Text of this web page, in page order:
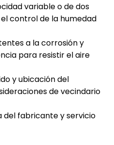
variable o de dos
control de la humedad
a la corrosión y
para resistir el aire
y ubicación del
de vecindario
del fabricante y servicio